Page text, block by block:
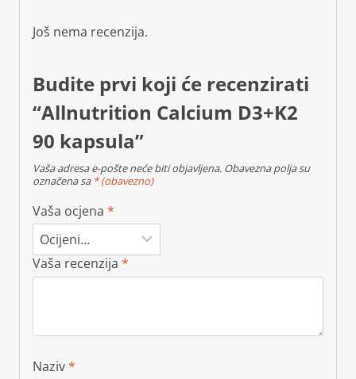
Još nema recenzija.
Budite prvi koji će recenzirati
“Allnutrition Calcium D3+K2
90 kapsula”
Vaša adresa e-pošte neće biti objavljena. Obavezna polja su
označena sa * (obavezno)
Vaša ocjena *
Vaša recenzija *
Naziv*